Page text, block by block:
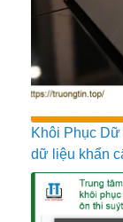
Khôi Phục
dữ liệu khẩn